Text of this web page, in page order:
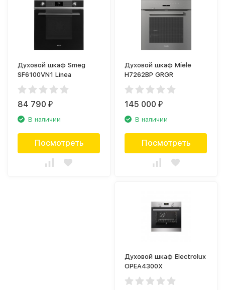
Духовой шкаф Smeg
SF6100VN1 Linea
84 790₽
В наличии
Посмотреть
Духовой шкаф Miele
H7262BP GRGR
145 000₽
В наличии
Посмотреть
Духовой шкаф Electrolux
OPEA4300X